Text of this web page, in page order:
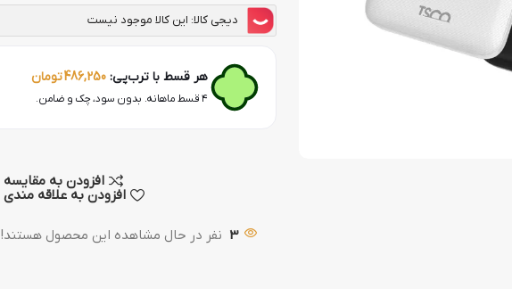
دیجی کالا: این کالا موجود نیست
هر قسط با ترب‌پی: 486,250تومان
۴ قسط ماهانه. بدون سود، چک و ضامن.
افزودن به مقایسه
افزودن به علاقه مندی
3 نفر در حال مشاهده این محصول هستند!